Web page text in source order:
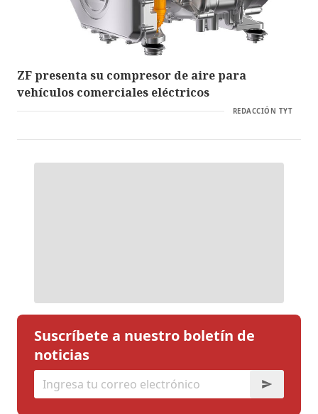
ZF presenta su compresor de aire para
vehículos comerciales eléctricos
REDACCIÓN TYT
Suscríbete a nuestro boletín de
noticias